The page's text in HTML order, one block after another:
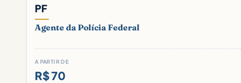
PF
Agente da Polícia Federal
A PARTIR DE
R$ 70